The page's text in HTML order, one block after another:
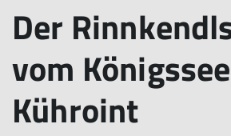
Der
vom
Kühroint